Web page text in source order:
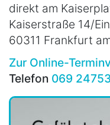
direkt am
Kaiserstraße 14/
60311 Frankfurt
Zur Online-
Telefon 069